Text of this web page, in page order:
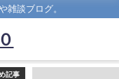
雑談ブログ。